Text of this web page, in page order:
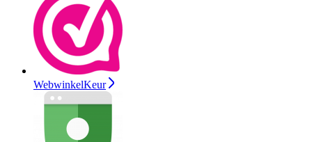
WebwinkelKeur